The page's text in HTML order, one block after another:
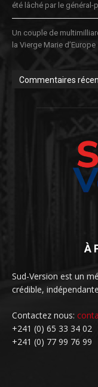
été lâché par le
Un couple de
la Vierge Marie d’Europe
Commentaires
À
Sud-Version est un
crédible,
Contactez nous:
+241 (0) 65 33 34 02
+241 (0) 77 99 76 99